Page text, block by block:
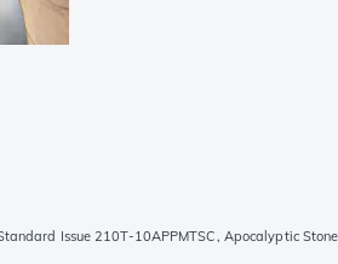
Issue 210T-10APPMTSC, Apocalyptic